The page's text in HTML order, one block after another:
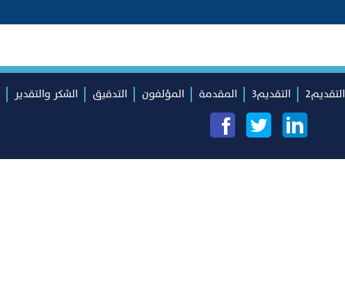
التقديم2 التقديم3 المقدمة المؤلفون التدقيق الشكر والتقدير